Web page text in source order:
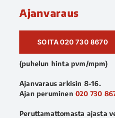
Ajanvaraus
SOITA 020 730 8670
(puhelun hinta pvm/mpm)
Ajanvaraus arkisin 8-16.
Ajan peruminen 020 730
Peruttamattomasta ajasta